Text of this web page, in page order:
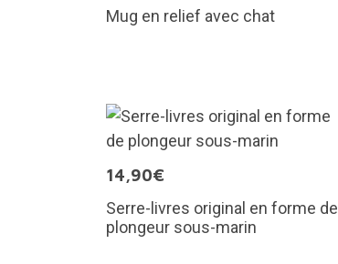
Mug en relief avec chat
14,90€
Serre-livres original en forme de
plongeur sous-marin